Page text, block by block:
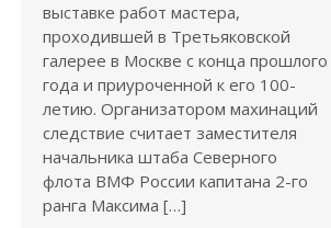
выставке работ мастера,
проходившей в Третьяковской
галерее в Москве с конца прошлого
года и приуроченной к его 100-
летию. Организатором махинаций
следствие считает заместителя
начальника штаба Северного
флота ВМФ России капитана 2-го
ранга Максима […]